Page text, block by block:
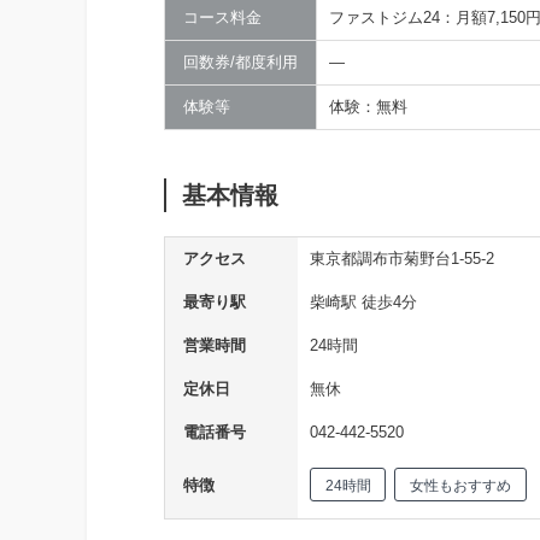
コース料金 ファストジム24：月額7,150
回数券/都度利用 ―
体験等 体験：無料
基本情報
アクセス 東京都調布市菊野台1-55-2
最寄り駅 柴崎駅 徒歩4分
営業時間 24時間
定休日 無休
電話番号 042-442-5520
特徴 24時間 女性もおすすめ